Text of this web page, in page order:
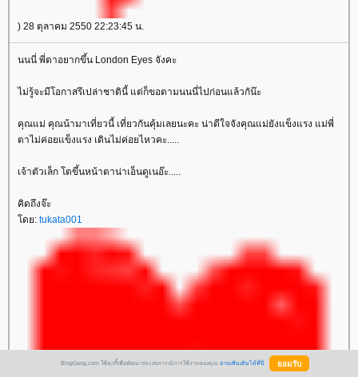
) 28 ตุลาคม 2550 22:23:45 น.
นนนี่ พี่ตาอยากขึ้น London Eyes จังคะ
ไม่รู้จะมีโอกาสรึเปล่าชาตินี้ แต่ก็ขอตามนนนี่ไปก่อนแล้วกัน๊ะ
คุณแม่ คุณน้ามาเที่ยวนี้ เที่ยวกันคุ้มเลยนะคะ น่าดีใจจังคุณแม่ยังแข็งแรง แม่พี่
ตาไม่ค่อยแข็งแรง เดินไม่ค่อยไหวคะ.....
เจ้าตัวเล็ก โตขึ้นหน้าตาน่าเอ็นดูเนอ๊ะ.....
คิดถึงจ๊ะ
ดย: tukata001
BlogGang.com ใช้คุกกี้เพื่อพัฒนาประสบการณ์การใช้งานของคุณ อ่านเพิ่มเติมได้ที่นี่